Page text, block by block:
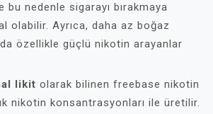
bu nedenle sigarayı bırakmaya
olabilir. Ayrıca, daha az boğaz
özellikle güçlü nikotin arayanlar
likit olarak bilinen freebase nikotin
nikotin konsantrasyonları ile üretilir.